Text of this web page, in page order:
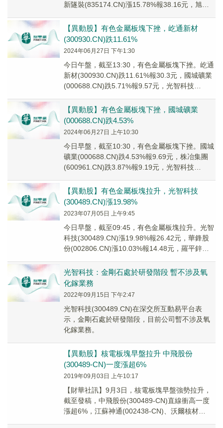
新隧裝(835174.CN)漲15.78%報38.16元，旭傑
【異動股】有色金屬板塊下挫，屹通新材
(300930.CN)跌11.61%
2024年06月27日 下午1:30
今日午盤，截至13:30，有色金屬板塊下挫。屹通
新材(300930.CN)跌11.61%報30.3元，國城礦業
(000688.CN)跌5.71%報9.57元，光智科技
【異動股】有色金屬板塊下挫，國城礦業
(000688.CN)跌4.53%
2024年06月27日 上午10:30
今日早盤，截至10:30，有色金屬板塊下挫。國城
礦業(000688.CN)跌4.53%報9.69元，株冶集團
(600961.CN)跌3.87%報9.19元，光智科技
【異動股】有色金屬板塊拉升，光智科技
(300489.CN)漲19.98%
2023年07月05日 上午9:45
今日早盤，截至09:45，有色金屬板塊拉升。光智
科技(300489.CN)漲19.98%報26.42元，華鋒股
份(002806.CN)漲10.03%報14.48元，羅平鋅電
光智科技：金剛石處於研發階段 暫不涉及氧
化鎵業務
2022年09月15日 下午2:47
光智科技(300489.CN)在深交所互動易平台表
示，金剛石處於研發階段，目前公司暫不涉及氧
化鎵業務。
【異動股】核電板塊早盤拉升 中飛股份
(300489-CN)一度漲超6%
2019年09月03日 上午10:17
【財華社訊】9月3日，核電板塊早盤強勢拉升，
截至發稿，中飛股份(300489-CN)直線衝高一度
漲超6%，江蘇神通(002438-CN)、沃爾核材